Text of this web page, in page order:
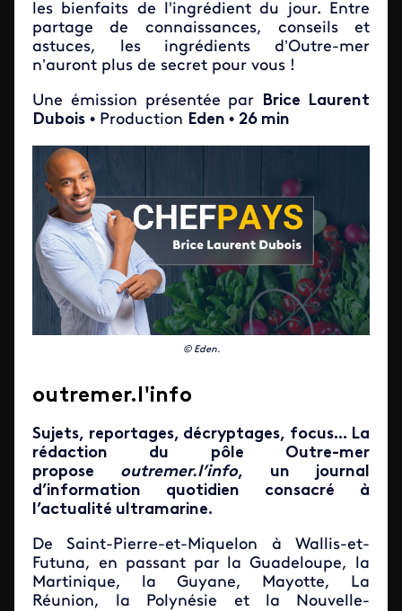
les bienfaits de l'ingrédient du jour. Entre
partage de connaissances, conseils et
astuces, les ingrédients d’Outre-mer
n’auront plus de secret pour vous !
Une émission présentée par Brice Laurent
Dubois • Production Eden • 26 min
© Eden.
outremer.l'info
Sujets, reportages, décryptages, focus... La
rédaction du pôle Outre-mer
propose outremer.l’info, un journal
d’information quotidien consacré à
l’actualité ultramarine.
De Saint-Pierre-et-Miquelon à Wallis-et-
Futuna, en passant par la Guadeloupe, la
Martinique, la Guyane, Mayotte, La
Réunion, la Polynésie et la Nouvelle-